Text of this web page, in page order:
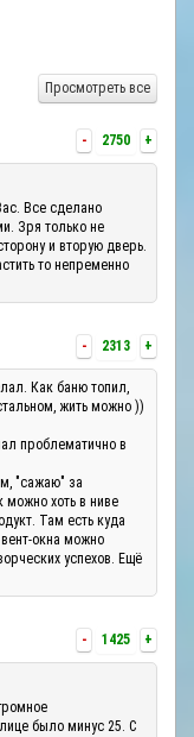
Просмотреть все
- 2750 +
Все сделано
Зря только не
и вторую дверь.
то непременно
- 2313 +
Как баню топил,
жить можно ))
проблематично в
"сажаю" за
хоть в ниве
Там есть куда
окна можно
успехов. Ещё
- 1425 +
было минус 25. С